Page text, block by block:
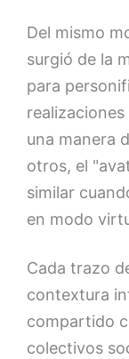
Del mismo
surgió de la
para
una manera
otros, el
similar
en modo
Cada trazo
contextura
compartido
colectivos